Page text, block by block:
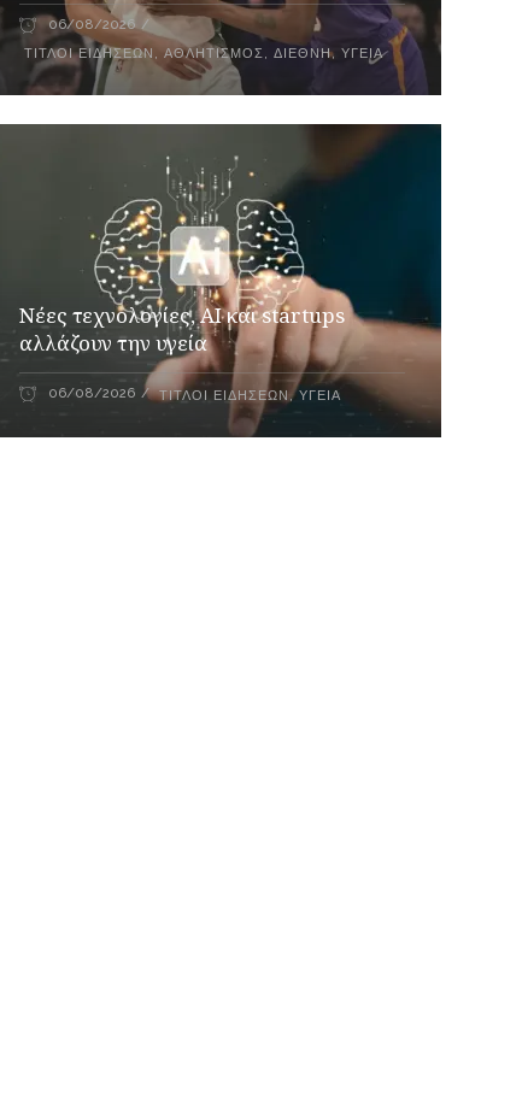
06/08/2026
ΤΊΤΛΟΙ ΕΙΔΉΣΕΩΝ ,ΑΘΛΗΤΙΣΜΌΣ,ΔΙΕΘΝΉ,ΥΓΕΊΑ
Νέες τεχνολογίες, AI και startups
αλλάζουν την υγεία
06/08/2026 ΤΊΤΛΟΙ ΕΙΔΉΣΕΩΝ,ΥΓΕΊΑ